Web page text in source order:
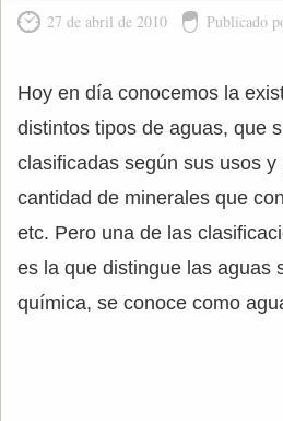
27 de abril de 2010 Publicado
Hoy en día conocemos la
distintos tipos de aguas, que
clasificadas según sus usos
cantidad de minerales que
etc. Pero una de las
es la que distingue las aguas
química, se conoce como